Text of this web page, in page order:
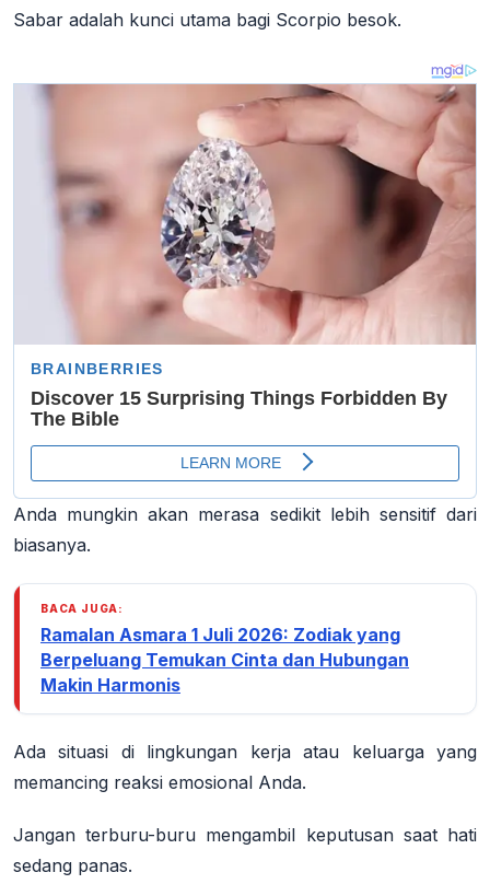
Sabar adalah kunci utama bagi Scorpio besok.
Anda mungkin akan merasa sedikit lebih sensitif dari
biasanya.
BACA JUGA:
Ramalan Asmara 1 Juli 2026: Zodiak yang
Berpeluang Temukan Cinta dan Hubungan
Makin Harmonis
Ada situasi di lingkungan kerja atau keluarga yang
memancing reaksi emosional Anda.
Jangan terburu-buru mengambil keputusan saat hati
sedang panas.